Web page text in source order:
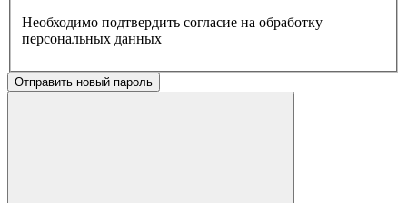
Необходимо подтвердить согласие на обработку
персональных данных
Отправить новый пароль